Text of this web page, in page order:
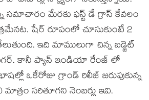
సమాచారం మేరకు ఫస్ట్ డే గ్రాస్ కేవలం
షేర్ రూపంలో చూసుకుంటే 2
ఇది మాములుగా చిన్న బడ్జెట్
కానీ ప్యాన్ ఇండియా రేంజ్ లో
ఒకేరోజు గ్రాండ్ రిలీజ్ జరుపుకున్న
సరితూగని నెంబర్లు ఇవి.